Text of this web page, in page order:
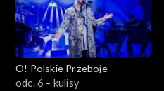
O! Polskie Przeboje
odc. 6 – kulisy